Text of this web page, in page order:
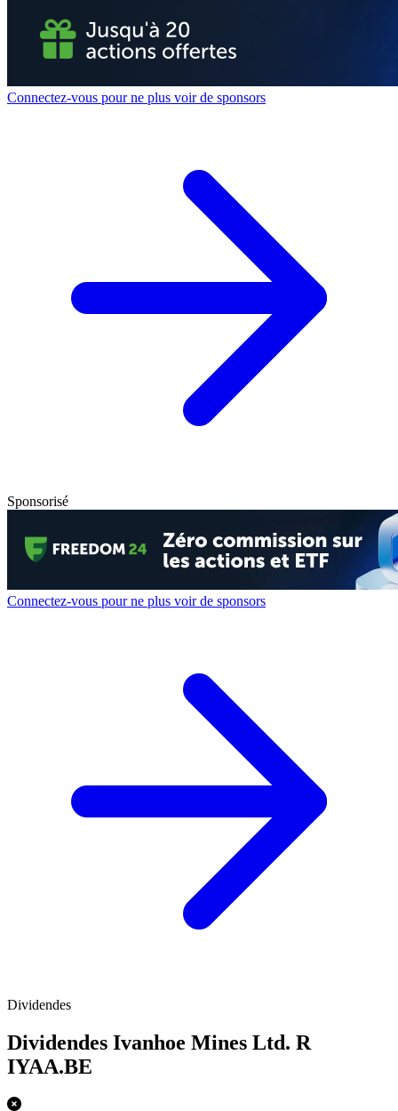
Connectez-vous pour ne plus voir de sponsors
Sponsorisé
Connectez-vous pour ne plus voir de sponsors
Dividendes
Dividendes Ivanhoe Mines Ltd. R
IYAA.BE